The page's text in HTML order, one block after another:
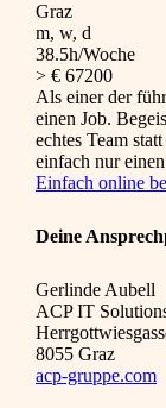
Graz
m, w, d
38.5h/Woche
> € 67200
Als einer der
einen Job.
echtes Team
einfach nur
Einfach online
Deine
Gerlinde Aubell
ACP IT
8055 Graz
acp-gruppe.com